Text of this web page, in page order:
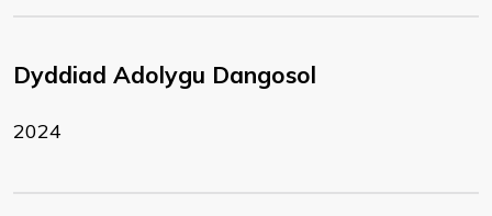
Dyddiad Adolygu Dangosol
2024